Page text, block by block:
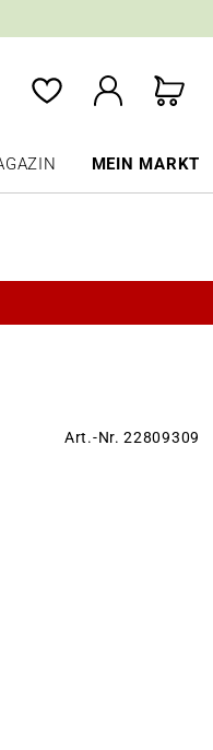
MEIN MARKT
Art.-Nr. 22809309